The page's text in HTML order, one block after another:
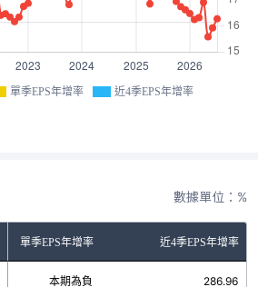
單季EPS年增率 近4季EPS年增率
數據單位：%
單季EPS年增率 近4季EPS年增率
本期為負 286.96